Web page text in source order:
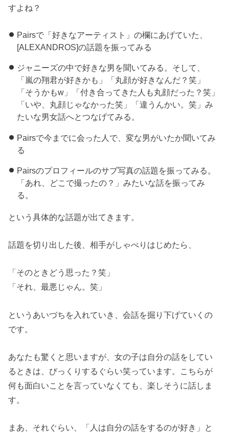
すよね？
Pairsで「好きなアーティスト」の欄にあげていた、
[ALEXANDROS]の話題を振ってみる
ジャニーズの中で好きな男を聞いてみる。そして、
「嵐の翔君が好きかも」「丸顔が好きなんだ？笑」
「そうかもw」「付き合ってきた人も丸顔だった？笑」
「いや、丸顔じゃなかった笑」「違うんかい。笑」み
たいな男女話へとつなげてみる。
Pairsで今までに会った人で、変な男がいたか聞いてみ
る
Pairsのプロフィールのサブ写真の話題を振ってみる。
「あれ、どこで撮ったの？」みたいな話を振ってみ
る。
という具体的な話題が出てきます。
話題を切り出した後、相手がしゃべりはじめたら、
「そのときどう思った？笑」
「それ、最悪じゃん。笑」
というあいづちを入れていき、会話を掘り下げていくの
です。
あなたも驚くと思いますが、女の子は自分の話をしてい
るときは、びっくりするぐらい笑っています。こちらが
何も面白いことを言っていなくても、楽しそうに話しま
す。
まあ、それぐらい、「人は自分の話をするのが好き」と